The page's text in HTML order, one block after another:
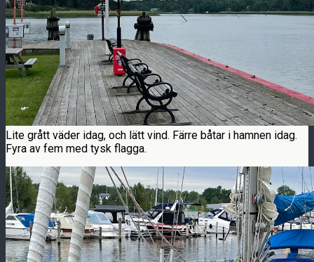
Lite grått väder idag, och lätt vind. Färre båtar i hamnen idag.
Fyra av fem med tysk flagga.